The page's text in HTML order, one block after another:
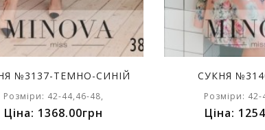
№3137-ТЕМНО-СИНІЙ
Розміри: 42-44,46-48,
Ціна: 1368.00грн
СУКНЯ
Розміри: 42-
Ціна: